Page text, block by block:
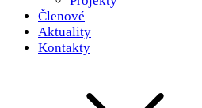
Členové
Aktuality
Kontakty